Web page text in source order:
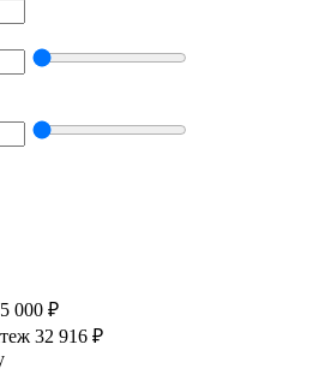
000 ₽
32 916 ₽